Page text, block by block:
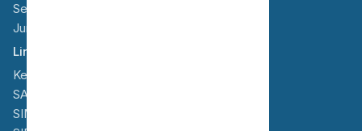
Senin - Kamis : 08.00 - 15.00
Jumat : 08.00 - 11.00
Link Terkait
Kemenkes
SATU SEHAT
SIM-ILP